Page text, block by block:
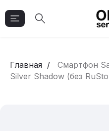
Главная
Смартфон
Silver Shadow (без